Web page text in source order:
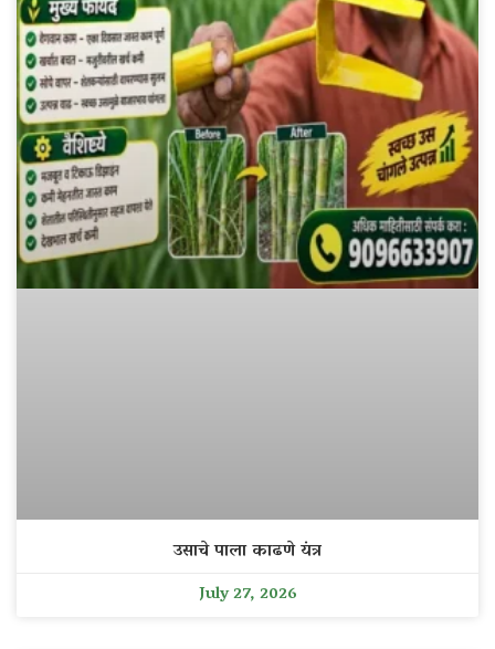
उसाचे पाला काढणे यंत्र
July 27, 2026